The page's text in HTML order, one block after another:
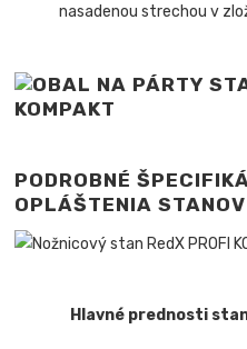
nasadenou strechou v
PODROBNÉ
OPLÁŠTENIA STANOV
Hlavné prednosti